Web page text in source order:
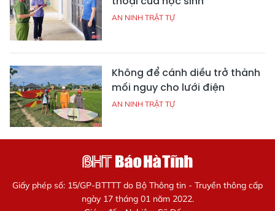
AN NINH TRẬT TỰ
Không để cánh diều trở thành
mối nguy cho lưới điện
AN NINH TRẬT TỰ
Giấy phép số: 15/GP-BTTTT do Bộ Thông tin - Truyền thông cấp
ngày 17 tháng 01 năm 2022.